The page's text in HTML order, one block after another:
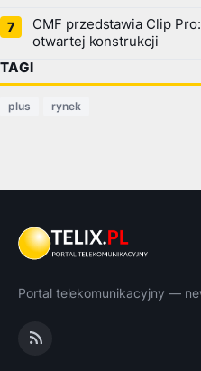
CMF przedstawia Clip
otwartej konstrukcji
TAGI
plus rynek
Portal telekomunikacyjny —